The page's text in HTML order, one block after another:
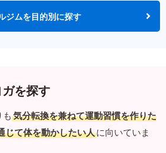
ジムを目的別に探す
を探す
も 気分転換を兼ねて運動習慣を作りた
じて体を動かしたい人に向いていま